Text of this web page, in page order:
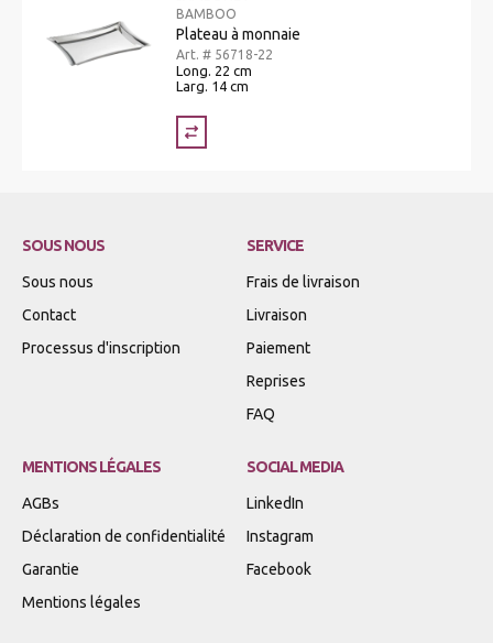
BAMBOO
Plateau à monnaie
Art. # 56718-22
Long. 22 cm
Larg. 14 cm
SOUS NOUS
Sous nous
Contact
Processus d'inscription
SERVICE
Frais de livraison
Livraison
Paiement
Reprises
FAQ
MENTIONS LÉGALES
AGBs
Déclaration de confidentialité
Garantie
Mentions légales
SOCIAL MEDIA
LinkedIn
Instagram
Facebook